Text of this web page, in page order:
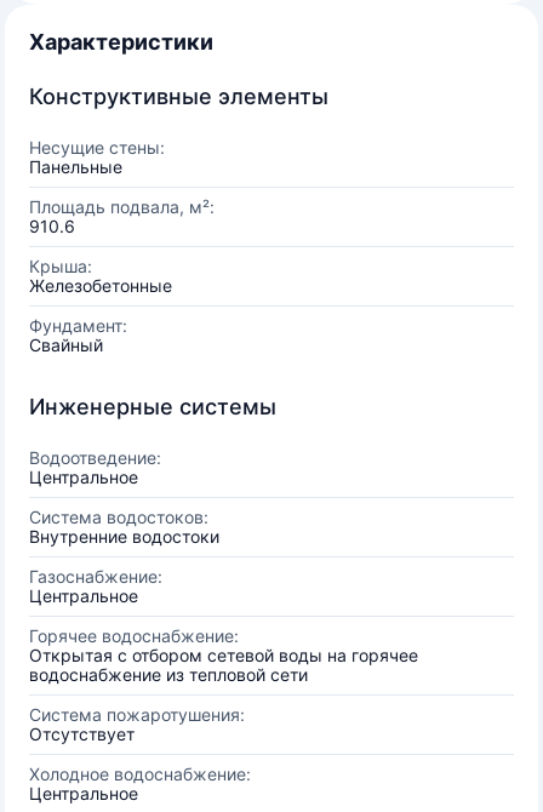
Характеристики
Конструктивные элементы
Несущие стены:
Панельные
Площадь подвала, м²:
910.6
Крыша:
Железобетонные
Фундамент:
Свайный
Инженерные системы
Водоотведение:
Центральное
Система водостоков:
Внутренние водостоки
Газоснабжение:
Центральное
Горячее водоснабжение:
Открытая с отбором сетевой воды на горячее
водоснабжение из тепловой сети
Система пожаротушения:
Отсутствует
Холодное водоснабжение:
Центральное